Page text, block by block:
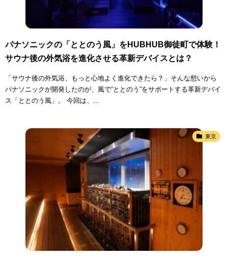
パナソニックの「ととのう風」をHUBHUB御徒町で体験！
サウナ後の外気浴を進化させる革新デバイスとは？
「サウナ後の外気浴、もっと心地よく進化できたら？」そんな想いから
パナソニックが開発したのが、風で“ととのう”をサポートする革新デバイ
ス「ととのう風」。 今回は、...
東京